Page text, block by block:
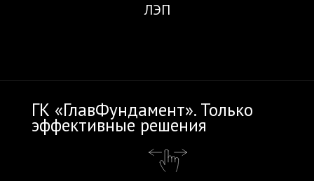
ЛЭП
ГК «ГлавФундамент». Только
эффективные решения